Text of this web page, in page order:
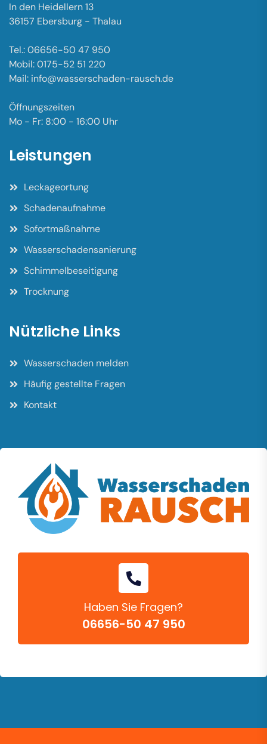
In den Heidellern 13
36157 Ebersburg - Thalau
Tel.: 06656-50 47 950
Mobil: 0175-52 51 220
Mail: info@wasserschaden-rausch.de
Öffnungszeiten
Mo - Fr: 8:00 - 16:00 Uhr
Leistungen
Leckageortung
Schadenaufnahme
Sofortmaßnahme
Wasserschadensanierung
Schimmelbeseitigung
Trocknung
Nützliche Links
Wasserschaden melden
Häufig gestellte Fragen
Kontakt
Haben Sie Fragen?
06656-50 47 950